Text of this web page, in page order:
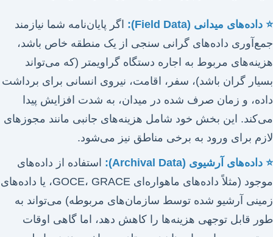
⭐ داده‌های میدانی (Field Data):
اگر پایان‌نامه شما نیازمند
جمع‌آوری داده‌های گرانی سنجی از یک منطقه خاص باشد،
هزینه‌های مربوط به اجاره دستگاه گراویمتر (که می‌تواند
بسیار گران باشد)، سفر، اقامت، نیروی انسانی برای برداشت
داده، و زمان صرف شده در میدان، به شدت افزایش پیدا
می‌کند. این بخش خود شامل هزینه‌های جانبی مانند مجوزهای
لازم برای ورود به برخی مناطق نیز می‌شود.
⭐ داده‌های آرشیوی (Archival Data):
استفاده از داده‌های
موجود (مثلاً داده‌های ماهواره‌ای GOCE، GRACE، یا داده‌های
زمینی آرشیو شده توسط سازمان‌های مربوطه) می‌تواند به
طور قابل توجهی هزینه‌ها را کاهش دهد، اما گاهی اوقات